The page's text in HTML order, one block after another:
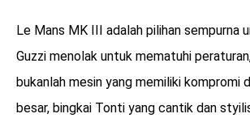
Le Mans MK III adalah pilihan sempurna
Guzzi menolak untuk mematuhi
bukanlah mesin yang memiliki kompromi
besar, bingkai Tonti yang cantik dan